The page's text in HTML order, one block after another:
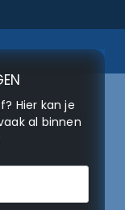
Hier kan je
al binnen